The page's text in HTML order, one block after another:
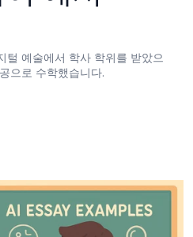
털 예술에서 학사 학위를 받았으
으로 수학했습니다.